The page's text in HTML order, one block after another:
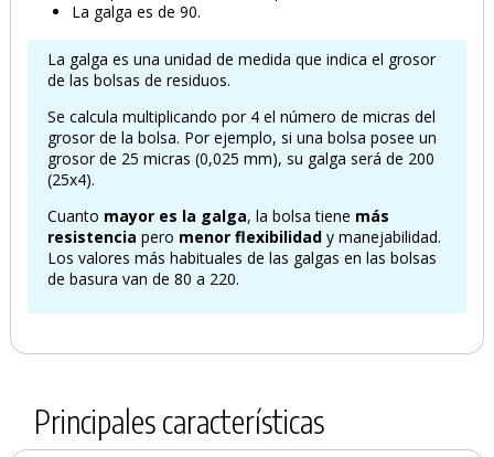
PRODUCTO AÑADIDO AL CARRITO
La galga es de 90.
La galga es una unidad de medida que indica el grosor
de las bolsas de residuos.
Se calcula multiplicando por 4 el número de micras del
grosor de la bolsa. Por ejemplo, si una bolsa posee un
grosor de 25 micras (0,025 mm), su galga será de 200
(25x4).
Cuanto mayor es la galga, la bolsa tiene más
resistencia pero menor flexibilidad y manejabilidad.
Los valores más habituales de las galgas en las bolsas
de basura van de 80 a 220.
Principales características